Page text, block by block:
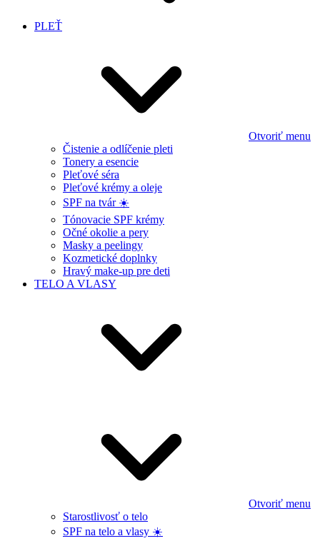
PLEŤ
Otvoriť menu
Čistenie a odlíčenie pleti
Tonery a esencie
Pleťové séra
Pleťové krémy a oleje
SPF na tvár ☀️
Tónovacie SPF krémy
Očné okolie a pery
Masky a peelingy
Kozmetické doplnky
Hravý make-up pre deti
TELO A VLASY
Otvoriť menu
Starostlivosť o telo
SPF na telo a vlasy ☀️